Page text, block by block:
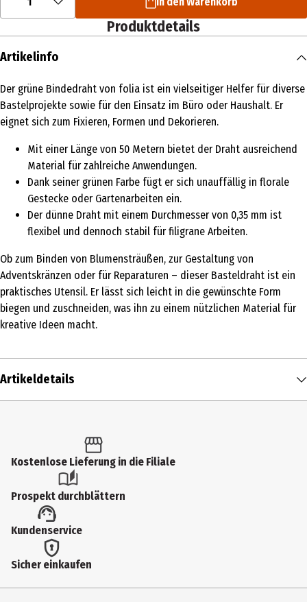
Produktdetails
Artikelinfo
Der grüne Bindedraht von folia ist ein vielseitiger Helfer für diverse
Bastelprojekte sowie für den Einsatz im Büro oder Haushalt. Er
eignet sich zum Fixieren, Formen und Dekorieren.
Mit einer Länge von 50 Metern bietet der Draht ausreichend
Material für zahlreiche Anwendungen.
Dank seiner grünen Farbe fügt er sich unauffällig in florale
Gestecke oder Gartenarbeiten ein.
Der dünne Draht mit einem Durchmesser von 0,35 mm ist
flexibel und dennoch stabil für filigrane Arbeiten.
Ob zum Binden von Blumensträußen, zur Gestaltung von
Adventskränzen oder für Reparaturen – dieser Basteldraht ist ein
praktisches Utensil. Er lässt sich leicht in die gewünschte Form
biegen und zuschneiden, was ihn zu einem nützlichen Material für
kreative Ideen macht.
Artikeldetails
Produkttyp
Kostenlose Lieferung in die Filiale
Prospekt durchblättern
Kundenservice
Sicher einkaufen